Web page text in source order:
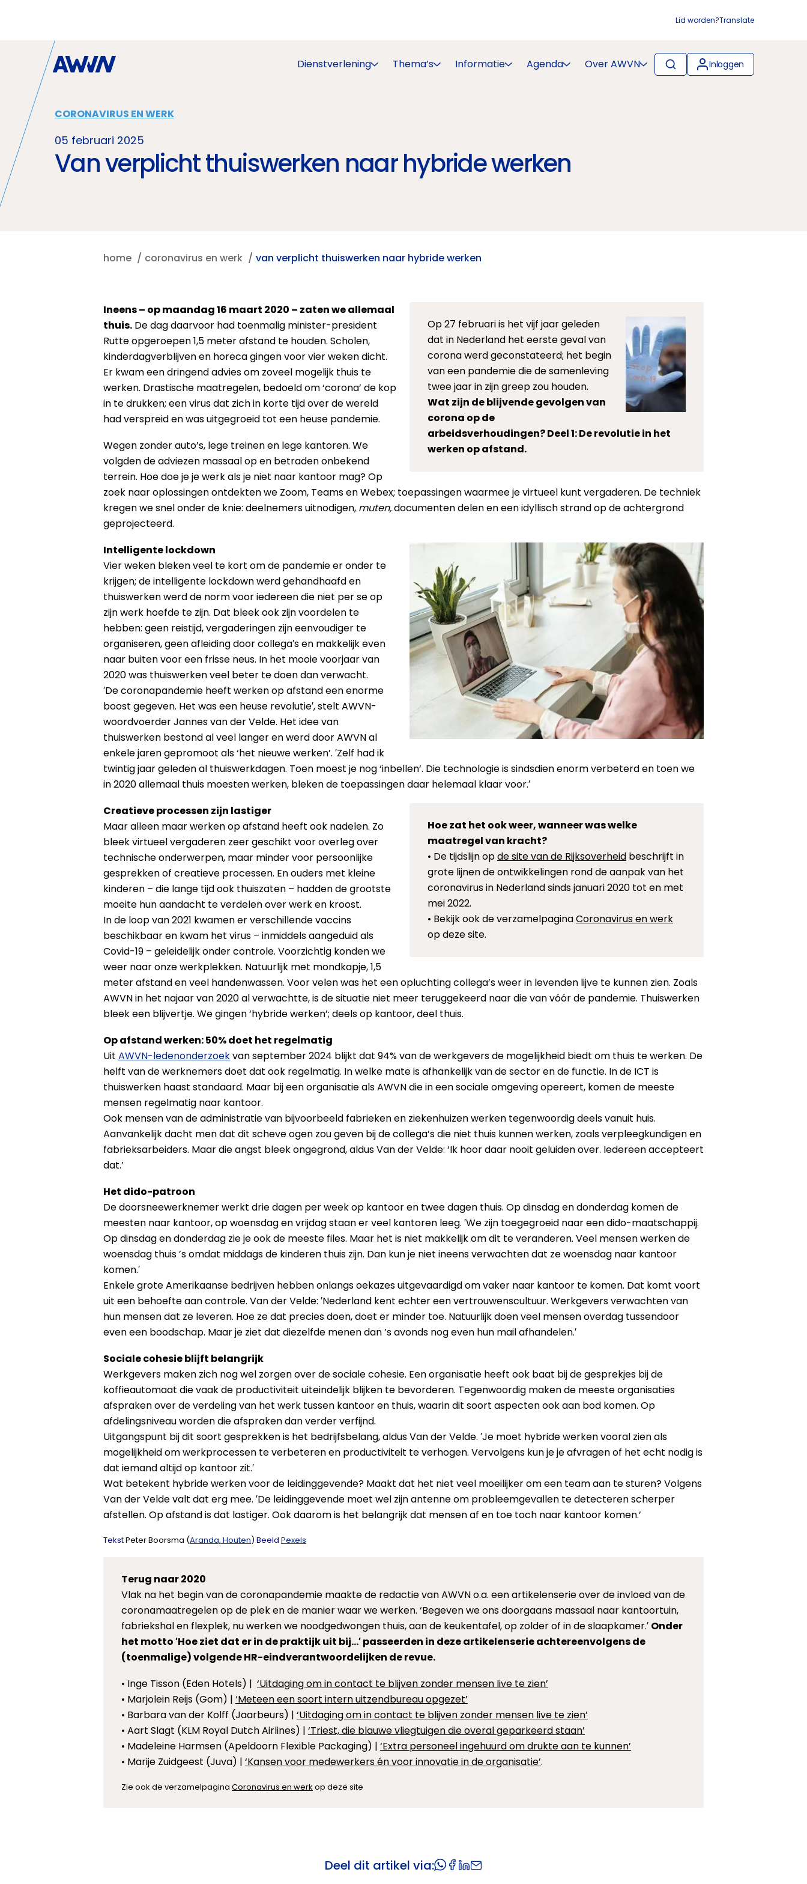
Lid worden?Translate
Dienstverlening Thema’s Informatie Agenda Over AWVN Inloggen
CORONAVIRUS EN WERK
05 februari 2025
Van verplicht thuiswerken naar hybride werken
home coronavirus en werk van verplicht thuiswerken naar hybride werken
Op 27 februari is het vijf jaar geleden
dat in Nederland het eerste geval van
corona werd geconstateerd; het begin
van een pandemie die de samenleving
twee jaar in zijn greep zou houden.
Wat zijn de blijvende gevolgen van
corona op de
arbeidsverhoudingen? Deel 1: De revolutie in het
werken op afstand.
Ineens – op maandag 16 maart 2020 – zaten we allemaal
thuis. De dag daarvoor had toenmalig minister-president
Rutte opgeroepen 1,5 meter afstand te houden. Scholen,
kinderdagverblijven en horeca gingen voor vier weken dicht.
Er kwam een dringend advies om zoveel mogelijk thuis te
werken. Drastische maatregelen, bedoeld om ‘corona’ de kop
in te drukken; een virus dat zich in korte tijd over de wereld
had verspreid en was uitgegroeid tot een heuse pandemie.
Wegen zonder auto’s, lege treinen en lege kantoren. We
volgden de adviezen massaal op en betraden onbekend
terrein. Hoe doe je je werk als je niet naar kantoor mag? Op
zoek naar oplossingen ontdekten we Zoom, Teams en Webex; toepassingen waarmee je virtueel kunt vergaderen. De techniek
kregen we snel onder de knie: deelnemers uitnodigen, muten,documenten delen en een idyllisch strand op de achtergrond
geprojecteerd.
Intelligente lockdown
Vier weken bleken veel te kort om de pandemie er onder te
krijgen; de intelligente lockdown werd gehandhaafd en
thuiswerken werd de norm voor iedereen die niet per se op
zijn werk hoefde te zijn. Dat bleek ook zijn voordelen te
hebben: geen reistijd, vergaderingen zijn eenvoudiger te
organiseren, geen afleiding door collega′s en makkelijk even
naar buiten voor een frisse neus. In het mooie voorjaar van
2020 was thuiswerken veel beter te doen dan verwacht.
′De coronapandemie heeft werken op afstand een enorme
boost gegeven. Het was een heuse revolutie′, stelt AWVN-
woordvoerder Jannes van der Velde. Het idee van
thuiswerken bestond al veel langer en werd door AWVN al
enkele jaren gepromoot als ‘het nieuwe werken’. ′Zelf had ik
twintig jaar geleden al thuiswerkdagen. Toen moest je nog ‘inbellen’. Die technologie is sindsdien enorm verbeterd en toen we
in 2020 allemaal thuis moesten werken, bleken de toepassingen daar helemaal klaar voor.′
Hoe zat het ook weer, wanneer was welke
maatregel van kracht?
• De tijdslijn opde site van de Rijksoverheid beschrijft in
grote lijnen de ontwikkelingen rond de aanpak van het
coronavirus in Nederland sinds januari 2020 tot en met
mei 2022.
• Bekijk ook de verzamelpaginaCoronavirus en werk
op deze site.
Creatieve processen zijn lastiger
Maar alleen maar werken op afstand heeft ook nadelen. Zo
bleek virtueel vergaderen zeer geschikt voor overleg over
technische onderwerpen, maar minder voor persoonlijke
gesprekken of creatieve processen. En ouders met kleine
kinderen – die lange tijd ook thuiszaten – hadden de grootste
moeite hun aandacht te verdelen over werk en kroost.
In de loop van 2021 kwamen er verschillende vaccins
beschikbaar en kwam het virus – inmiddels aangeduid als
Covid-19 – geleidelijk onder controle. Voorzichtig konden we
weer naar onze werkplekken. Natuurlijk met mondkapje, 1,5
meter afstand en veel handenwassen. Voor velen was het een opluchting collega’s weer in levenden lijve te kunnen zien. Zoals
AWVN in het najaar van 2020 al verwachtte, is de situatie niet meer teruggekeerd naar die van vóór de pandemie. Thuiswerken
bleek een blijvertje. We gingen ‘hybride werken’; deels op kantoor, deel thuis.
Op afstand werken: 50% doet het regelmatig
Uit AWVN-ledenonderzoekvan september 2024 blijkt dat 94% van de werkgevers de mogelijkheid biedt om thuis te werken. De
helft van de werknemers doet dat ook regelmatig. In welke mate is afhankelijk van de sector en de functie. In de ICT is
thuiswerken haast standaard. Maar bij een organisatie als AWVN die in een sociale omgeving opereert, komen de meeste
mensen regelmatig naar kantoor.
Ook mensen van de administratie van bijvoorbeeld fabrieken en ziekenhuizen werken tegenwoordig deels vanuit huis.
Aanvankelijk dacht men dat dit scheve ogen zou geven bij de collega’s die niet thuis kunnen werken, zoals verpleegkundigen en
fabrieksarbeiders. Maar die angst bleek ongegrond, aldus Van der Velde: ‘Ik hoor daar nooit geluiden over. Iedereen accepteert
dat.’
Het dido-patroon
De doorsneewerknemer werkt drie dagen per week op kantoor en twee dagen thuis. Op dinsdag en donderdag komen de
meesten naar kantoor, op woensdag en vrijdag staan er veel kantoren leeg. ′We zijn toegegroeid naar een dido-maatschappij.
Op dinsdag en donderdag zie je ook de meeste files. Maar het is niet makkelijk om dit te veranderen. Veel mensen werken de
woensdag thuis ’s omdat middags de kinderen thuis zijn. Dan kun je niet ineens verwachten dat ze woensdag naar kantoor
komen.′
Enkele grote Amerikaanse bedrijven hebben onlangs oekazes uitgevaardigd om vaker naar kantoor te komen. Dat komt voort
uit een behoefte aan controle. Van der Velde: ′Nederland kent echter een vertrouwenscultuur. Werkgevers verwachten van
hun mensen dat ze leveren. Hoe ze dat precies doen, doet er minder toe. Natuurlijk doen veel mensen overdag tussendoor
even een boodschap. Maar je ziet dat diezelfde menen dan ’s avonds nog even hun mail afhandelen.′
Sociale cohesie blijft belangrijk
Werkgevers maken zich nog wel zorgen over de sociale cohesie. Een organisatie heeft ook baat bij de gesprekjes bij de
koffieautomaat die vaak de productiviteit uiteindelijk blijken te bevorderen. Tegenwoordig maken de meeste organisaties
afspraken over de verdeling van het werk tussen kantoor en thuis, waarin dit soort aspecten ook aan bod komen. Op
afdelingsniveau worden die afspraken dan verder verfijnd.
Uitgangspunt bij dit soort gesprekken is het bedrijfsbelang, aldus Van der Velde. ′Je moet hybride werken vooral zien als
mogelijkheid om werkprocessen te verbeteren en productiviteit te verhogen. Vervolgens kun je je afvragen of het echt nodig is
dat iemand altijd op kantoor zit.′
Wat betekent hybride werken voor de leidinggevende? Maakt dat het niet veel moeilijker om een team aan te sturen? Volgens
Van der Velde valt dat erg mee. ′De leidinggevende moet wel zijn antenne om probleemgevallen te detecteren scherper
afstellen. Op afstand is dat lastiger. Ook daarom is het belangrijk dat mensen af en toe toch naar kantoor komen.’
TekstPeter Boorsma (Aranda, Houten) Beeld Pexels
Terug naar 2020
Vlak na het begin van de coronapandemie maakte de redactie van AWVN o.a. een artikelenserie over de invloed van de
coronamaatregelen op de plek en de manier waar we werken. ‘Begeven we ons doorgaans massaal naar kantoortuin,
fabriekshal en flexplek, nu werken we noodgedwongen thuis, aan de keukentafel, op zolder of in de slaapkamer.′ Onder
het motto ′Hoe ziet dat er in de praktijk uit bij…′ passeerden in deze artikelenserie achtereenvolgens de
(toenmalige) volgende HR-eindverantwoordelijken de revue.
• Inge Tisson (Eden Hotels) | ‘Uitdaging om in contact te blijven zonder mensen live te zien’
• Marjolein Reijs (Gom) | ‘Meteen een soort intern uitzendbureau opgezet’
• Barbara van der Kolff (Jaarbeurs) | ‘Uitdaging om in contact te blijven zonder mensen live te zien’
• Aart Slagt (KLM Royal Dutch Airlines) | ‘Triest, die blauwe vliegtuigen die overal geparkeerd staan’
• Madeleine Harmsen (Apeldoorn Flexible Packaging) | ‘Extra personeel ingehuurd om drukte aan te kunnen’
• Marije Zuidgeest (Juva) | ‘Kansen voor medewerkers én voor innovatie in de organisatie’.
Zie ook de verzamelpagina Coronavirus en werk op deze site
Deel dit artikel via: